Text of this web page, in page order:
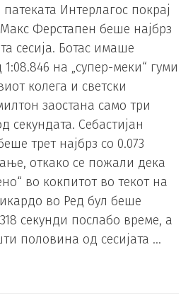
Интерлагос покрај
Ферстапен беше најбрз
сесија. Ботас имаше
на „супер-меки“ гуми
колега и светски
заостана само три
секундата. Себастијан
трет најбрз со 0.073
откако се пожали дека
во кокпитот во текот на
во Ред бул беше
секунди послабо време, а
половина од сесијата …